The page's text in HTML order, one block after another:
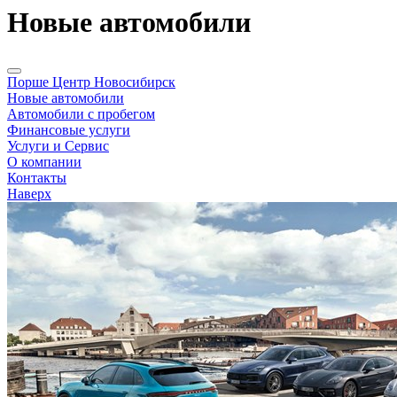
Новые автомобили
Порше Центр Новосибирск
Новые автомобили
Автомобили с пробегом
Финансовые услуги
Услуги и Сервис
О компании
Контакты
Наверх